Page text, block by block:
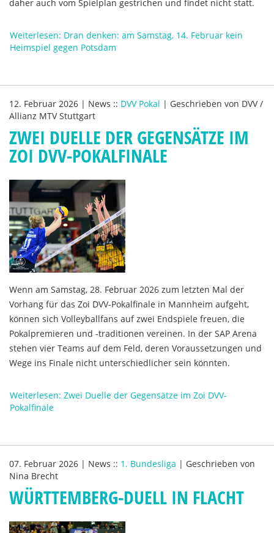
daher auch vom Spielplan gestrichen und findet nicht statt.
Weiterlesen: Dran denken: am Samstag, 14. Februar kein
Heimspiel gegen Potsdam
12. Februar 2026 | News :: DVV Pokal | Geschrieben von DVV /
Allianz MTV Stuttgart
ZWEI DUELLE DER GEGENSÄTZE IM
ZOI DVV-POKALFINALE
Wenn am Samstag, 28. Februar 2026 zum letzten Mal der
Vorhang für das Zoi DVV-Pokalfinale in Mannheim aufgeht,
können sich Volleyballfans auf zwei Endspiele freuen, die
Pokalpremieren und -traditionen vereinen. In der SAP Arena
stehen vier Teams auf dem Feld, deren Voraussetzungen und
Wege ins Finale nicht unterschiedlicher sein könnten.
Weiterlesen: Zwei Duelle der Gegensätze im Zoi DVV-
Pokalfinale
07. Februar 2026 | News :: 1. Bundesliga | Geschrieben von
Nina Brecht
WÜRTTEMBERG-DUELL IN FLACHT